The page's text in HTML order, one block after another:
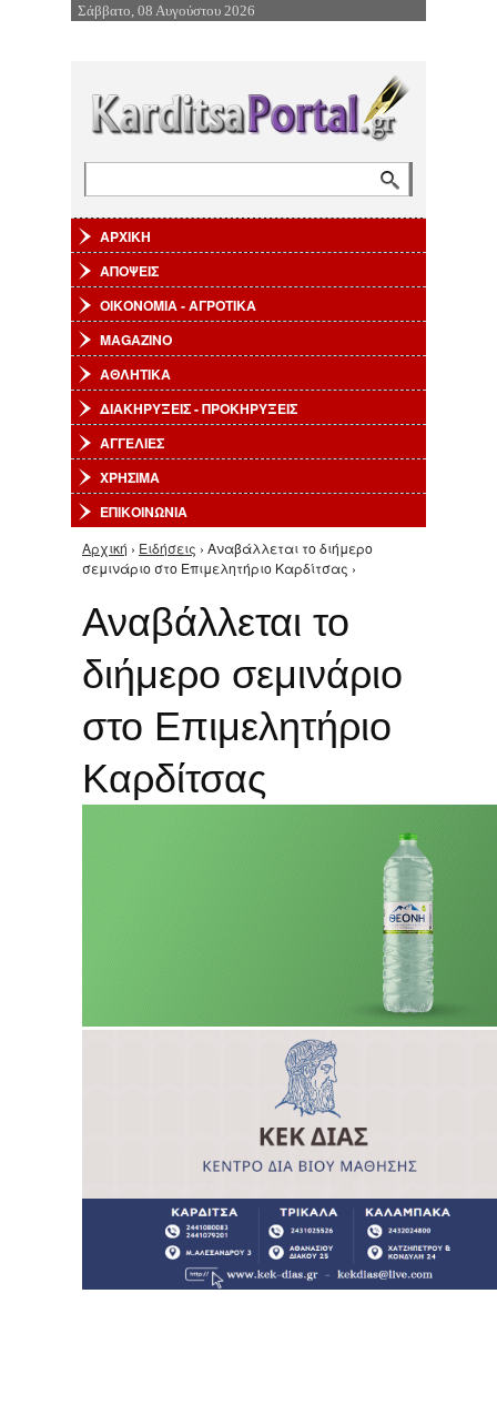
Επιστροφή στην Πλοήγηση
Σάββατο, 08 Αυγούστου 2026
ΑΡΧΙΚΗ
ΑΠΟΨΕΙΣ
ΟΙΚΟΝΟΜΙΑ - ΑΓΡΟΤΙΚΑ
MAGAZINO
ΑΘΛΗΤΙΚΑ
ΔΙΑΚΗΡΥΞΕΙΣ - ΠΡΟΚΗΡΥΞΕΙΣ
ΑΓΓΕΛΙΕΣ
ΧΡΗΣΙΜΑ
ΕΠΙΚΟΙΝΩΝΙΑ
Είστε εδώ
Αρχική › Ειδήσεις › Αναβάλλεται το διήμερο
σεμινάριο στο Επιμελητήριο Καρδίτσας ›
Αναβάλλεται το
διήμερο σεμινάριο
στο Επιμελητήριο
Καρδίτσας